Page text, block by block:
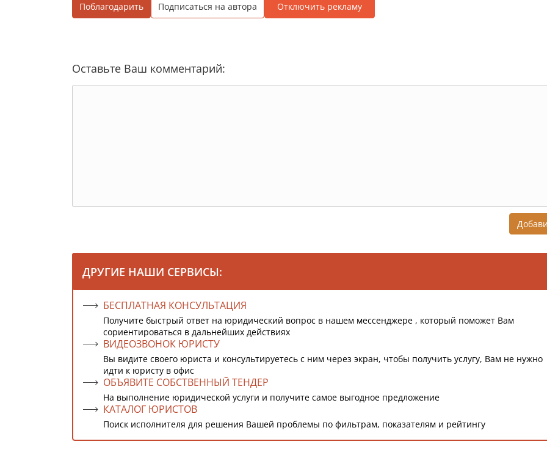
Поблагодарить Подписаться на автора Отключить рекламу
Оставьте Ваш комментарий:
ДРУГИЕ НАШИ СЕРВИСЫ:
БЕСПЛАТНАЯ КОНСУЛЬТАЦИЯ
Получите быстрый ответ на юридический вопрос в нашем мессенджере , который поможет Вам
сориентироваться в дальнейших действиях
ВИДЕОЗВОНОК ЮРИСТУ
Вы видите своего юриста и консультируетесь с ним через экран, чтобы получить услугу, Вам не нужно
идти к юристу в офис
ОБЪЯВИТЕ СОБСТВЕННЫЙ ТЕНДЕР
На выполнение юридической услуги и получите самое выгодное предложение
КАТАЛОГ ЮРИСТОВ
Поиск исполнителя для решения Вашей проблемы по фильтрам, показателям и рейтингу